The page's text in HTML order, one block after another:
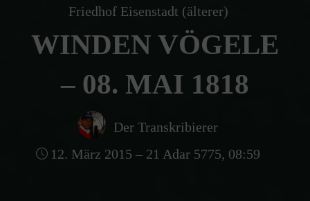
Friedhof Eisenstadt (älterer)
WINDEN VÖGELE
– 08. MAI 1818
Der Transkribierer
12. März 2015 – 21 Adar 5775, 08:59